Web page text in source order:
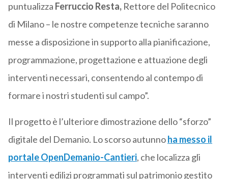
puntualizza Ferruccio Resta,Rettore del Politecnico
di Milano – le nostre competenze tecniche saranno
messe a disposizione in supporto alla pianificazione,
programmazione, progettazione e attuazione degli
interventi necessari, consentendo al contempo di
formare i nostri studenti sul campo”.
Il progetto è l’ulteriore dimostrazione dello “sforzo”
digitale del Demanio. Lo scorso autunnoha messo il
portale OpenDemanio-Cantieri, che localizza gli
interventi edilizi programmati sul patrimonio gestito